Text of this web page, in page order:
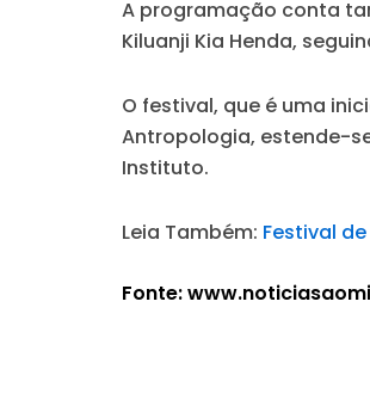
A programação conta
Kiluanji Kia Henda,
O festival, que é uma
Antropologia, estende-
Instituto.
Leia Também: Festival
Fonte: